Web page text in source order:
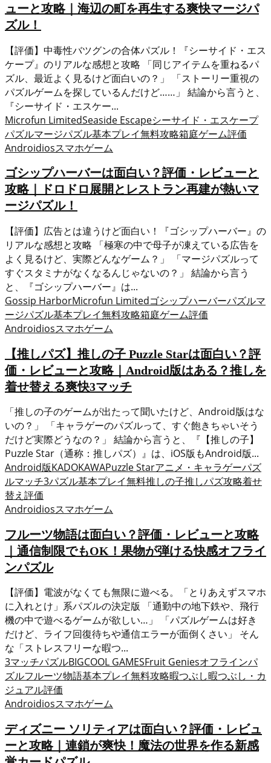
ューと攻略｜海辺の町を再生する爽快マージパ
ズル！
【評価】中毒性バツグンの合体パズル！『シーサイド・エス
ケープ』のリアルな感想と攻略 「同じアイテムを重ねるパ
ズル、最近よく見るけど面白いの？」 「ストーリー重視の
パズルゲームを探しているんだけど……」 結論から言うと、
『シーサイド・エスケー...
Microfun LimitedSeaside Escapeシーサイド・エスケープ
パズルマージパズル基本プレイ無料攻略箱庭ゲーム評価
Androidiosスマホゲーム
ゴシップハーバーは面白い？評価・レビューと
攻略｜ドロドロ展開とレストラン再建が熱いマ
ージパズル！
【評価】広告とは違うけど面白い！『ゴシップハーバー』の
リアルな感想と攻略 「極寒の中で母子が凍えている広告を
よく見るけど、実際どんなゲーム？」 「マージパズルって
すぐスタミナがなくなるんじゃないの？」 結論から言う
と、『ゴシップハーバー』は...
Gossip HarborMicrofun Limitedゴシップハーバーパズルマ
ージパズル基本プレイ無料攻略箱庭ゲーム評価
Androidiosスマホゲーム
【推しパズ】推しの子 Puzzle Starは面白い？評
価・レビューと攻略｜Android版はある？推しを
着せ替える爽快3マッチ
「推しの子のゲームが出たって聞いたけど、Android版はな
いの？」 「キャラゲーのパズルって、すぐ飽きちゃいそう
だけど実際どうなの？」 結論から言うと、『【推しの子】
Puzzle Star（通称：推しパズ）』は、iOS版もAndroid版...
Android版KADOKAWAPuzzle Starアニメ・キャラゲーパズ
ルマッチ3パズル基本プレイ無料推しの子推しパズ攻略着せ
替え 評価
Androidiosスマホゲーム
フルーツ物語は面白い？評価・レビューと攻略
｜通信制限でもOK！果物が弾ける快感オフライ
ンパズル
【評価】電波がなくても無限に遊べる。「とりあえずスマホ
に入れとけ」系パズルの決定版 「通勤中の地下鉄や、飛行
機の中で遊べるゲームが欲しい…」 「パズルゲームは好き
だけど、ライフ回復待ちや通信エラーが面倒くさい」 そん
な「ストレスフリーな暇つ...
3マッチパズルBIGCOOL GAMESFruit Geniesオフラインパ
ズルフルーツ物語基本プレイ無料攻略暇つぶし暇つぶし・カ
ジュアル評価
Androidiosスマホゲーム
ディズニー ソリティアは面白い？評価・レビュ
ーと攻略｜連鎖が爽快！魔法の世界を作る新感